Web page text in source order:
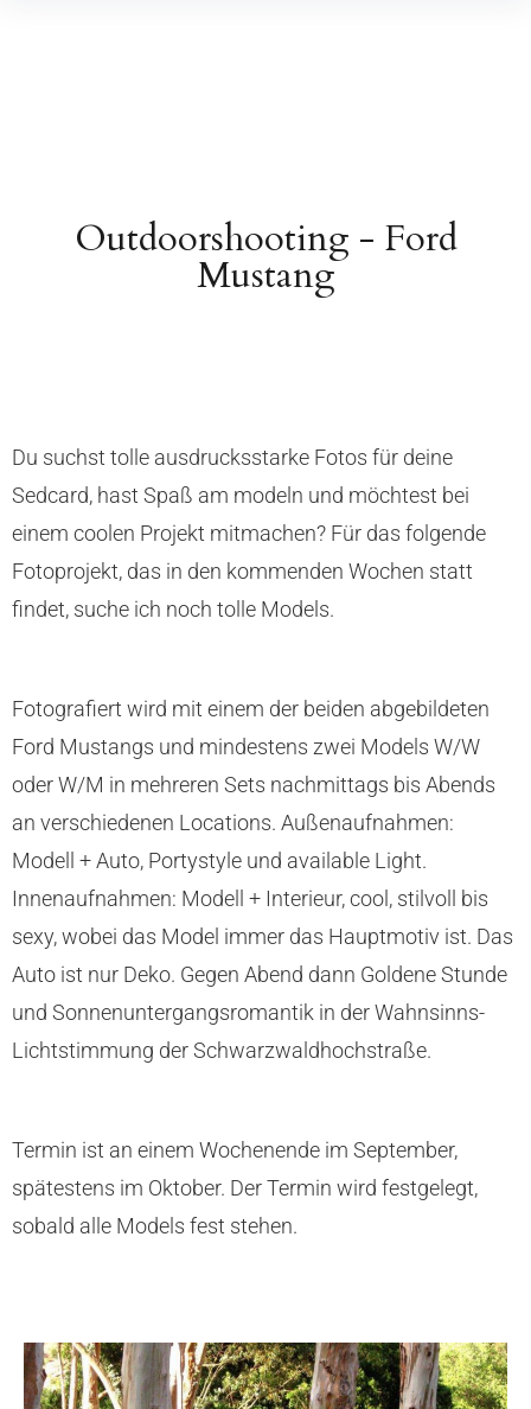
Outdoorshooting - Ford
Mustang
Du suchst tolle ausdrucksstarke Fotos für deine
Sedcard, hast Spaß am modeln und möchtest bei
einem coolen Projekt mitmachen? Für das folgende
Fotoprojekt, das in den kommenden Wochen statt
findet, suche ich noch tolle Models.
Fotografiert wird mit einem der beiden abgebildeten
Ford Mustangs und mindestens zwei Models W/W
oder W/M in mehreren Sets nachmittags bis Abends
an verschiedenen Locations. Außenaufnahmen:
Modell + Auto, Portystyle und available Light.
Innenaufnahmen: Modell + Interieur, cool, stilvoll bis
sexy, wobei das Model immer das Hauptmotiv ist. Das
Auto ist nur Deko. Gegen Abend dann Goldene Stunde
und Sonnenuntergangsromantik in der Wahnsinns-
Lichtstimmung der Schwarzwaldhochstraße.
Termin ist an einem Wochenende im September,
spätestens im Oktober. Der Termin wird festgelegt,
sobald alle Models fest stehen.